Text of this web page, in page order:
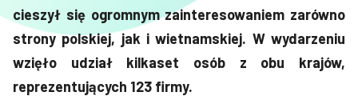
cieszył się ogromnym zainteresowaniem zarówno
strony polskiej, jak i wietnamskiej. W wydarzeniu
wzięło udział kilkaset osób z obu krajów,
reprezentujących 123 firmy.